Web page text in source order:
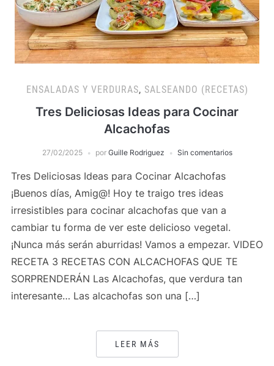
ENSALADAS Y VERDURAS, SALSEANDO (RECETAS)
Tres Deliciosas Ideas para Cocinar
Alcachofas
27/02/2025 por Guille Rodriguez Sin comentarios
Tres Deliciosas Ideas para Cocinar Alcachofas
¡Buenos días, Amig@! Hoy te traigo tres ideas
irresistibles para cocinar alcachofas que van a
cambiar tu forma de ver este delicioso vegetal.
¡Nunca más serán aburridas! Vamos a empezar. VIDEO
RECETA 3 RECETAS CON ALCACHOFAS QUE TE
SORPRENDERÁN Las Alcachofas, que verdura tan
interesante… Las alcachofas son una […]
LEER MÁS